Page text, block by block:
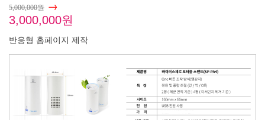
5,000,000원 →
3,000,000원
반응형 홈페이지 제작